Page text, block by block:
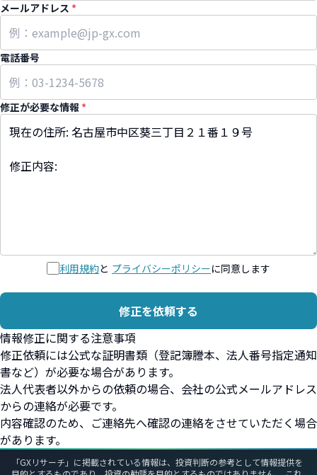
メールアドレス *
電話番号
修正が必要な情報 *
利用規約と プライバシーポリシーに同意します
修正を依頼する
情報修正に関する注意事項
修正依頼には公式な証明書類（登記簿謄本、法人番号指定通知
書など）が必要な場合があります。
法人代表者以外からの依頼の場合、会社の公式メールアドレス
からの連絡が必要です。
内容確認のため、ご連絡先へ確認の連絡をさせていただく場合
があります。
「GXリサーチ」に掲載されている情報は、投資判断の参考として情報提供を